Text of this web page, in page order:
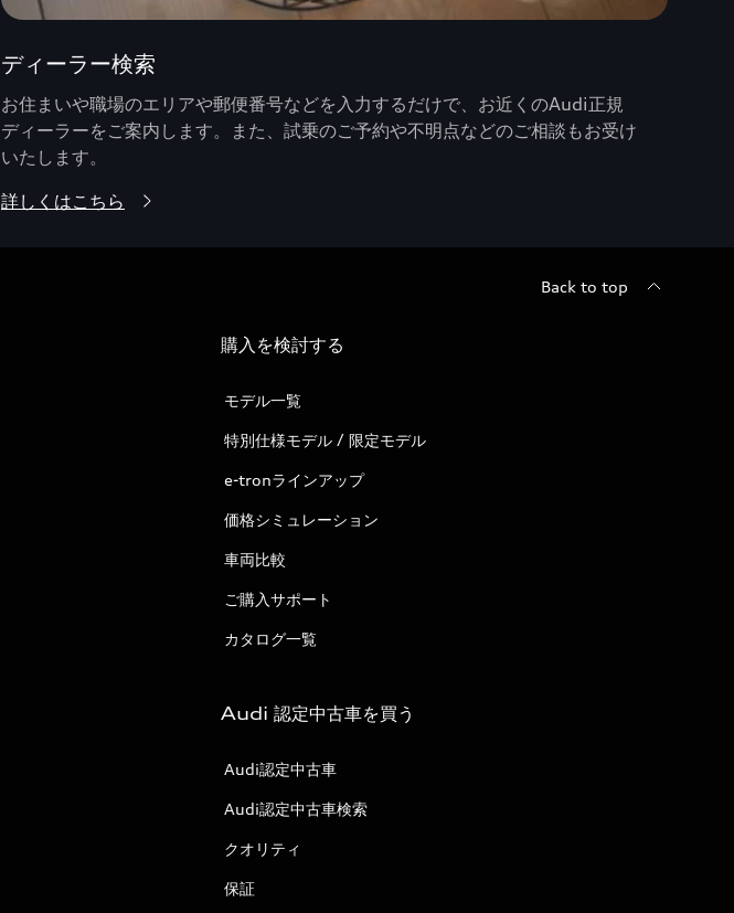
ディーラー検索
お住まいや職場のエリアや郵便番号などを入力するだけで、お近くのAudi正規
ディーラーをご案内します。また、試乗のご予約や不明点などのご相談もお受け
いたします。
詳しくはこちら
Back to top
購入を検討する
モデル一覧
特別仕様モデル / 限定モデル
e-tronラインアップ
価格シミュレーション
車両比較
ご購入サポート
カタログ一覧
Audi 認定中古車を買う
Audi認定中古車
Audi認定中古車検索
クオリティ
保証